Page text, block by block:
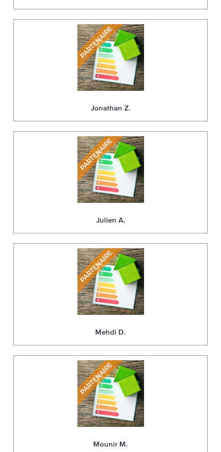
Jonathan Z.
Julien A.
Mehdi D.
Mounir M.